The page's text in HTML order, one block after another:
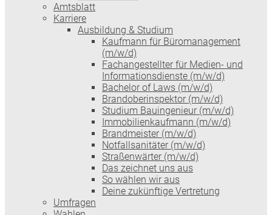
Amtsblatt
Karriere
Ausbildung & Studium
Kaufmann für Büromanagement
(m/w/d)
Fachangestellter für Medien- und
Informationsdienste (m/w/d)
Bachelor of Laws (m/w/d)
Brandoberinspektor (m/w/d)
Studium Bauingenieur (m/w/d)
Immobilienkaufmann (m/w/d)
Brandmeister (m/w/d)
Notfallsanitäter (m/w/d)
Straßenwärter (m/w/d)
Das zeichnet uns aus
So wählen wir aus
Deine zukünftige Vertretung
Umfragen